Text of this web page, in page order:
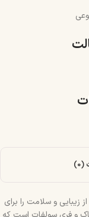
زیبایی و سلامت را برای